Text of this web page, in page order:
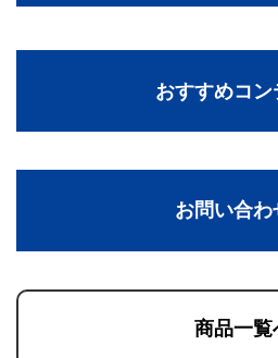
おすすめコン
お問い合わ
商品一覧